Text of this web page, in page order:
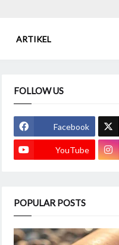
ARTIKEL
FOLLOW US
Facebook
YouTube
POPULAR POSTS